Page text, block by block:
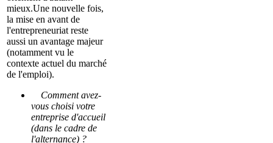
mieux.Une nouvelle fois,
la mise en avant de
l'entrepreneuriat reste
aussi un avantage majeur
(notamment vu le
contexte actuel du marché
de l'emploi).
Comment avez-
vous choisi votre
entreprise d'accueil
(dans le cadre de
l'alternance) ?